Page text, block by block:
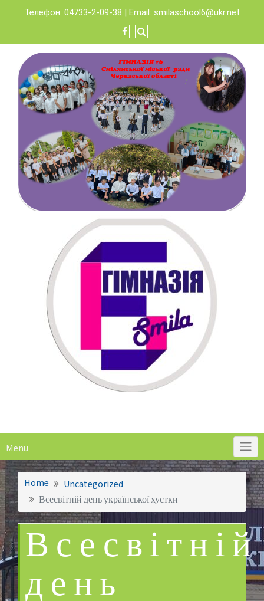
content
Телефон: 04733-2-09-38 | Email: smilaschool6@ukr.net
Menu
Home
Uncategorized
Всесвітній день української хустки
Всесвітній
день